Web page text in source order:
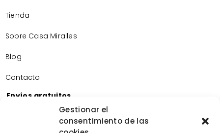
Gestionar el
consentimiento de las
Tienda
Sobre Casa Miralles
Blog
Contacto
Envíos gratuitos
Envíos gratuitos por la compra de más de 60€.
Devoluciones gratuitas